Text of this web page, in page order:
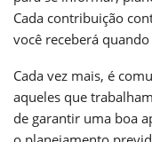
Cada contribuição
você receberá
Cada vez mais, é
aqueles que
de garantir uma boa